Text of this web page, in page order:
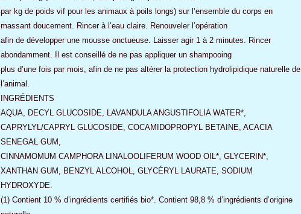
par kg de poids vif pour les animaux à poils longs) sur l’ensemble du corps en
massant doucement. Rincer à l’eau claire. Renouveler l’opération
afin de développer une mousse onctueuse. Laisser agir 1 à 2 minutes. Rincer
abondamment. Il est conseillé de ne pas appliquer un shampooing
plus d’une fois par mois, afin de ne pas altérer la protection hydrolipidique naturelle de
l’animal.
INGRÉDIENTS
AQUA, DECYL GLUCOSIDE, LAVANDULA ANGUSTIFOLIA WATER*,
CAPRYLYL/CAPRYL GLUCOSIDE, COCAMIDOPROPYL BETAINE, ACACIA
SENEGAL GUM,
CINNAMOMUM CAMPHORA LINALOOLIFERUM WOOD OIL*, GLYCERIN*,
XANTHAN GUM, BENZYL ALCOHOL, GLYCÉRYL LAURATE, SODIUM
HYDROXYDE.
(1) Contient 10 % d’ingrédients certifiés bio*. Contient 98,8 % d’ingrédients d’origine